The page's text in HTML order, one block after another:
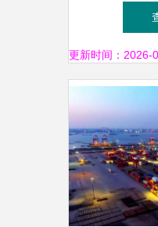
式联运业
更新时间：2026-